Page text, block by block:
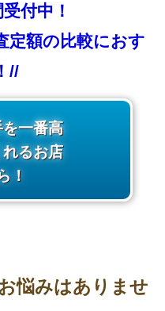
付中！
定額の比較におす
//
一番高
れるお店
！
悩みはありませ